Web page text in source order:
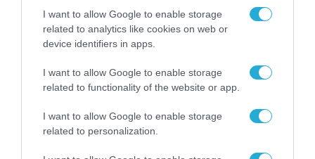
I want to allow Google to enable storage
related to analytics like cookies on web or
device identifiers in apps.
I want to allow Google to enable storage
related to functionality of the website or app.
I want to allow Google to enable storage
related to personalization.